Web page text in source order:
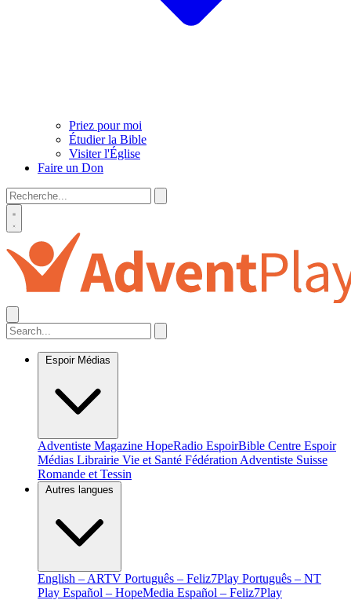
Priez pour moi
Étudier la Bible
Visiter l'Église
Faire un Don
Espoir Médias
Adventiste Magazine HopeRadio EspoirBible Centre Espoir
Médias Librairie Vie et Santé Fédération Adventiste Suisse
Romande et Tessin
Autres langues
English – ARTV Português – Feliz7Play Português – NT
Play Español – HopeMedia Español – Feliz7Play